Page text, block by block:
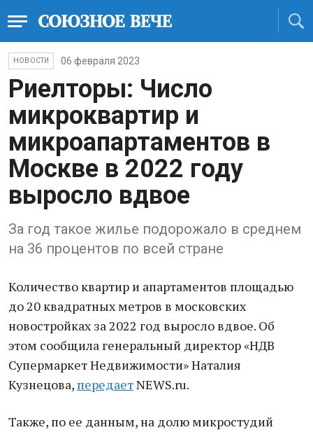
НОВОСТИ 06 февраля 2023
Риелторы: Число
микроквартир и
микроапартаментов в
Москве в 2022 году
выросло вдвое
За год такое жилье подорожало в среднем
на 36 процентов по всей стране
Количество квартир и апартаментов площадью
до 20 квадратных метров в московских
новостройках за 2022 год выросло вдвое. Об
этом сообщила генеральный директор «НДВ
Супермаркет Недвижимости» Наталия
Кузнецова, передаетNEWS.ru.
Также, по ее данным, на долю микростудий